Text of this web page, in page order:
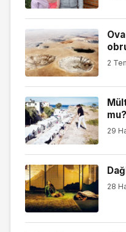
2
mu?
29
28